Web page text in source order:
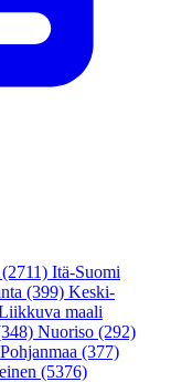
(2711) Itä-Suomi
(399) Keski-
maali
Nuoriso (292)
(377)
(5376)